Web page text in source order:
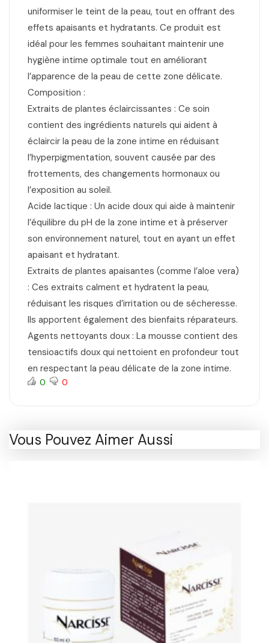
uniformiser le teint de la peau, tout en offrant des
effets apaisants et hydratants. Ce produit est
idéal pour les femmes souhaitant maintenir une
hygiène intime optimale tout en améliorant
l’apparence de la peau de cette zone délicate.
Composition :
Extraits de plantes éclaircissantes : Ce soin
contient des ingrédients naturels qui aident à
éclaircir la peau de la zone intime en réduisant
l’hyperpigmentation, souvent causée par des
frottements, des changements hormonaux ou
l’exposition au soleil.
Acide lactique : Un acide doux qui aide à maintenir
l’équilibre du pH de la zone intime et à préserver
son environnement naturel, tout en ayant un effet
apaisant et hydratant.
Extraits de plantes apaisantes (comme l’aloe vera)
: Ces extraits calment et hydratent la peau,
réduisant les risques d’irritation ou de sécheresse.
Ils apportent également des bienfaits réparateurs.
Agents nettoyants doux : La mousse contient des
tensioactifs doux qui nettoient en profondeur tout
en respectant la peau délicate de la zone intime.
0 0
Vous Pouvez Aimer Aussi